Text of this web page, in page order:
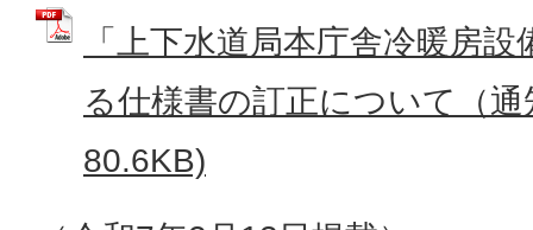
「上下水道局本庁舎冷暖房
る仕様書の訂正について（
80.6KB)